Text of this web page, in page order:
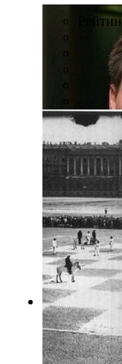
Фото: Пресс-